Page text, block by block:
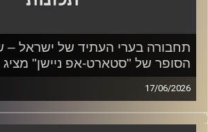
תחבורה בערי העתיד של ישראל –
הסופר של "סטארט-אפ ניישן" מציג
17/06/2026
בפרק נוסף של Re:Israel, מבית אוניברסיטת רייכמן וכלכליסט,